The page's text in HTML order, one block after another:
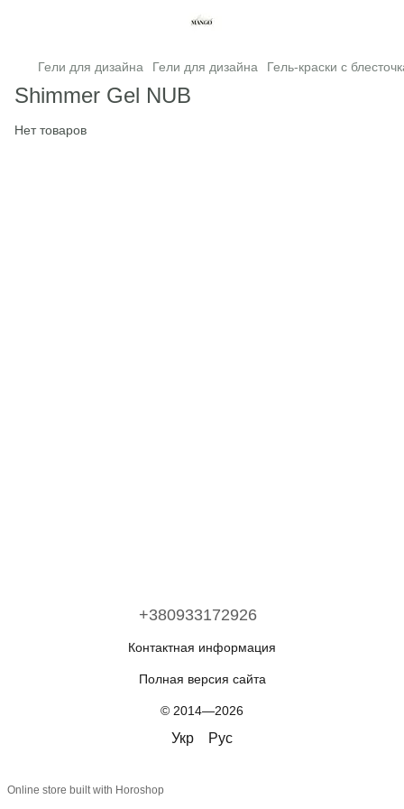
Гели для дизайна Гели для дизайна Гель-краски с
Shimmer Gel NUB
Нет товаров
+380933172926
Контактная информация
Полная версия сайта
© 2014—2026
Укр Рус
Online store built with Horoshop